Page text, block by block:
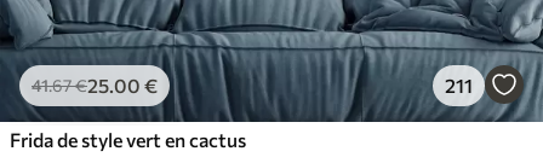
41.67€25.00 € 211
Frida de style vert en cactus